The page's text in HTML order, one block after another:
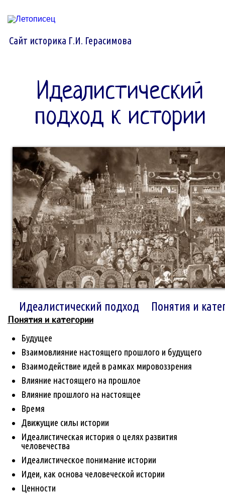
Сайт историка Г.И. Герасимова
Идеалистический
подход к истории
Идеалистический подход Понятия и
Понятия и категории
Будущее
Взаимовлияние настоящего прошлого и будущего
Взаимодействие идей в рамках мировоззрения
Влияние настоящего на прошлое
Влияние прошлого на настоящее
Время
Движущие силы истории
Идеалистическая история о целях развития
человечества
Идеалистическое понимание истории
Идеи, как основа человеческой истории
Ценности